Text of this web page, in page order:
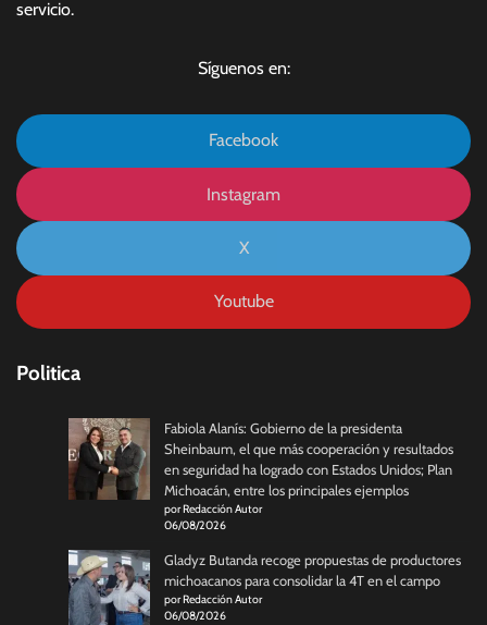
servicio.
Síguenos en:
Facebook
Instagram
X
Youtube
Politica
Fabiola Alanís: Gobierno de la presidenta
Sheinbaum, el que más cooperación y resultados
en seguridad ha logrado con Estados Unidos; Plan
Michoacán, entre los principales ejemplos
por Redacción Autor
06/08/2026
Gladyz Butanda recoge propuestas de productores
michoacanos para consolidar la 4T en el campo
por Redacción Autor
06/08/2026